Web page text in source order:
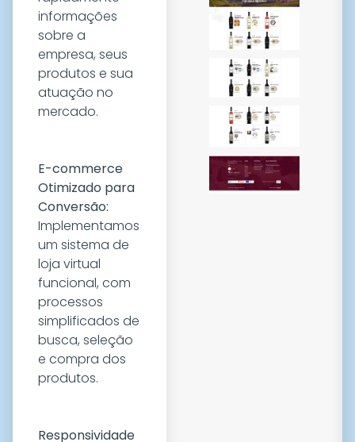
informações
sobre a
empresa, seus
produtos e sua
atuação no
mercado.
E-commerce
Otimizado para
Conversão:
Implementamos
um sistema de
loja virtual
funcional, com
processos
simplificados de
busca, seleção
e compra dos
produtos.
Responsividade